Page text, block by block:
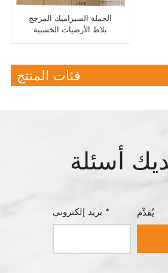
الجملة السيراميك المزجج
بلاط الأرضيات الخشبية
فئات المنتج
بريد إلكتروني * يُقدِّم